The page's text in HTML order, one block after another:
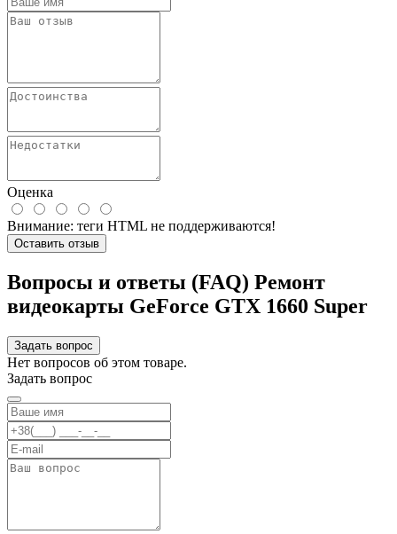
Оценка
Внимание: теги HTML не поддерживаются!
Оставить отзыв
Вопросы и ответы (FAQ) Ремонт
видеокарты GeForce GTX 1660 Super
Задать вопрос
Нет вопросов об этом товаре.
Задать вопрос